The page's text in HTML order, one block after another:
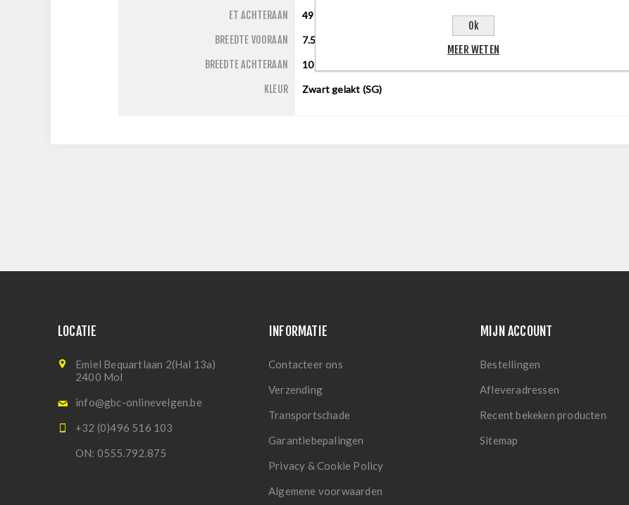
ET ACHTERAAN 49
BREEDTE VOORAAN 7.50
BREEDTE ACHTERAAN 10
KLEUR Zwart gelakt (SG)
LOCATIE
Emiel Bequartlaan 2(Hal 13a)
2400 Mol
info@gbc-onlinevelgen.be
+32 (0)496 516 103
ON: 0555.792.875
INFORMATIE
Contacteer ons
Verzending
Transportschade
Garantiebepalingen
Privacy & Cookie Policy
Algemene voorwaarden
MIJN ACCOUNT
Bestellingen
Afleveradressen
Recent bekeken producten
Sitemap
Ok
MEER WETEN